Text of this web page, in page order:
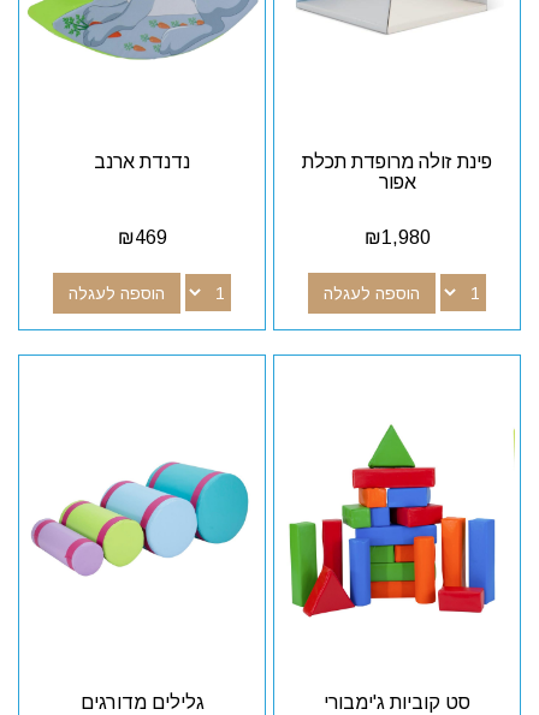
פינת זולה מרופדת תכלת
אפור
₪1,980
הוספה לעגלה
נדנדת ארנב
₪469
הוספה לעגלה
סט קוביות ג'ימבורי גלילים מדורגים